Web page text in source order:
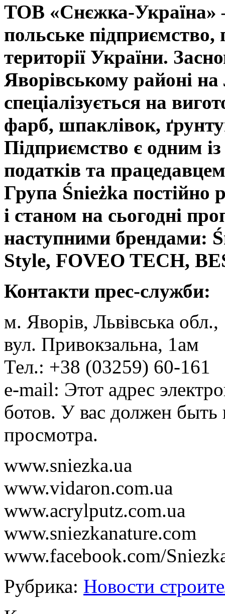
ТОВ «Снєжка-Україна»
польське
території України.
Яворівському районі
спеціалізується на
фарб, шпаклівок,
Підприємство є одним
податків та
Група Śnieżka постійно
і станом на сьогодні
наступними брендами:
Style, FOVEO TECH,
Контакти прес-служби:
м. Яворів, Львівська обл.,
вул. Привокзальна, 1ам
Тел.: +38 (03259) 60-161
e-mail: Этот адрес
ботов. У вас должен
просмотра.
www.sniezka.ua
www.vidaron.com.ua
www.acrylputz.com.ua
www.sniezkanature.com
www.facebook.com/
Рубрика: Новости